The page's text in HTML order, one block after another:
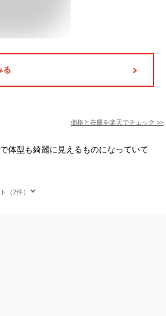
る
価格と在庫を楽天でチェック >>
体型も綺麗に見えるものになっていて
（2件）